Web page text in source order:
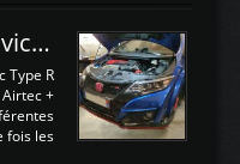
de la large bande
sweeney deepfake
l'afr sera connectée sur
et GndAN pour
car l'information est une
variable d'un
Préparation Honda Civic Type R FK2
Type R
Airtec +
fois les